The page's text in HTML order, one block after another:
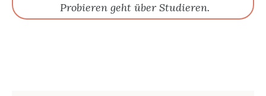
Probieren geht über Studieren.